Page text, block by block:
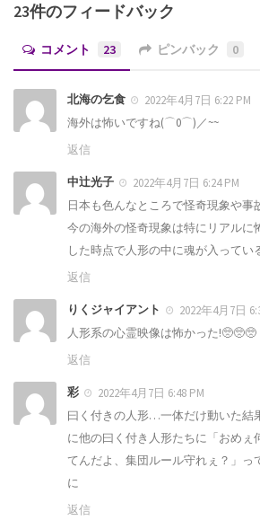
23件のフィードバック
コメント 23 ピンバック 0
北海の乞食
2022年4月7日 6:22 PM
海外は怖いですね(⌒0⌒)／~~
返信
中辻光子
2022年4月7日 6:24 PM
日本も色んなところで怪奇現象や事
今の海外の怪奇現象は特にリアルに
した時点で人形の中に魂が入ってい
返信
りくジャイアント
2022年4月7日
人形系の心霊映像は怖かった!🥺🥺🥺
返信
彩
2022年4月7日 6:48 PM
曰く付きの人形…一体だけ動いた結
に他の曰く付き人形たちに「おめぇ
てんだよ、集団ルール守れぇ？」っ
に
返信